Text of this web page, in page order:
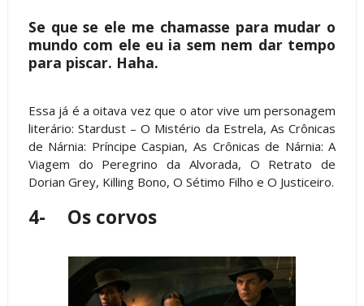
Se que se ele me chamasse para mudar o
mundo com ele eu ia sem nem dar tempo
para piscar. Haha.
Essa já é a oitava vez que o ator vive um personagem
literário: Stardust – O Mistério da Estrela, As Crônicas
de Nárnia: Príncipe Caspian, As Crônicas de Nárnia: A
Viagem do Peregrino da Alvorada, O Retrato de
Dorian Grey, Killing Bono, O Sétimo Filho e O Justiceiro.
4- Os corvos